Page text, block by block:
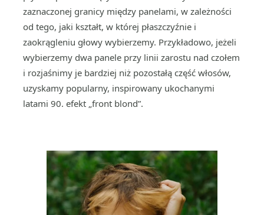
zaznaczonej granicy między panelami, w zależności
od tego, jaki kształt, w której płaszczyźnie i
zaokrągleniu głowy wybierzemy. Przykładowo, jeżeli
wybierzemy dwa panele przy linii zarostu nad czołem
i rozjaśnimy je bardziej niż pozostałą część włosów,
uzyskamy popularny, inspirowany ukochanymi
latami 90. efekt „front blond”.